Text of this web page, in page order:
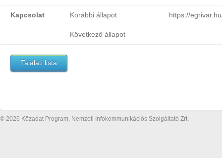
Kapcsolat Korábbi állapot https://
Következő állapot
Találati lista
© 2026 Közadat Program, Nemzeti Infokommunikációs Szolgáltató Zrt.